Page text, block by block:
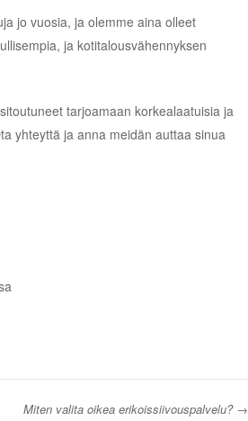
jo vuosia, ja olemme aina olleet
ja kotitalousvähennyksen
tarjoamaan korkealaatuisia ja
yhteyttä ja anna meidän auttaa sinua
Miten valita oikea erikoissiivouspalvelu? →